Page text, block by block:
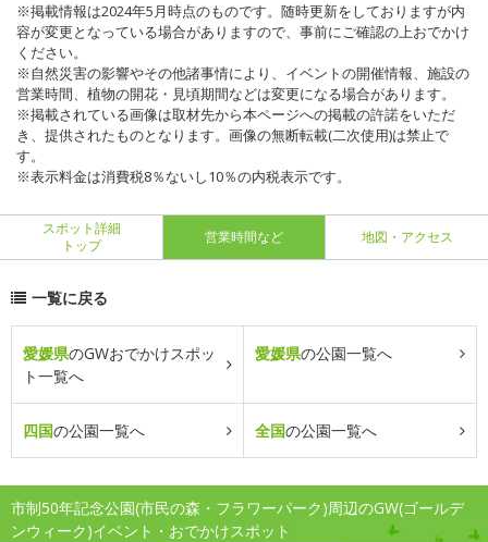
※掲載情報は2024年5月時点のものです。随時更新をしておりますが内
容が変更となっている場合がありますので、事前にご確認の上おでかけ
ください。
※自然災害の影響やその他諸事情により、イベントの開催情報、施設の
営業時間、植物の開花・見頃期間などは変更になる場合があります。
※掲載されている画像は取材先から本ページへの掲載の許諾をいただ
き、提供されたものとなります。画像の無断転載(二次使用)は禁止で
す。
※表示料金は消費税8％ないし10％の内税表示です。
スポット詳細
トップ
営業時間など 地図・アクセス
一覧に戻る
愛媛県のGWおでかけスポッ
ト一覧へ
愛媛県の公園一覧へ
四国の公園一覧へ 全国の公園一覧へ
市制50年記念公園(市民の森・フラワーパーク)周辺のGW(ゴールデ
ンウィーク)イベント・おでかけスポット